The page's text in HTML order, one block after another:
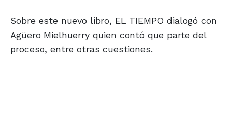
Sobre este nuevo libro, EL TIEMPO dialogó con
Agüero Mielhuerry quien contó que parte del
proceso, entre otras cuestiones.